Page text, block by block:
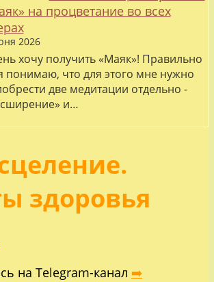
на процветание во всех
2026
хочу получить «Маяк»! Правильно
понимаю, что для этого мне нужно
две медитации отдельно -
и…
здоровья
на Telegram-канал ➡️